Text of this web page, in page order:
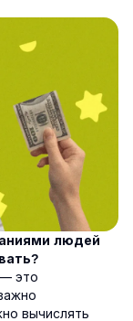
людей
это
вычислять